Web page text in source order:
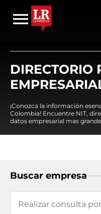
DIRECTORIO
¡Conozca la información
Colombia! Encuentre NIT,
datos empresarial mas
Buscar empresa